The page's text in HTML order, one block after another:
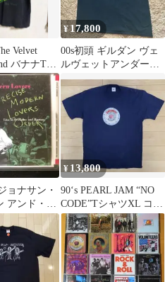
Velvet
バナナTシ
T
¥17,800
00s初頭 ギルダン ヴェ
ルヴェットアンダーグ
ラウンドTシャツ XL
OLD
ョナサン・
アンド・
ラヴァー
¥ 13,800
90‘s PEARL JAM “NO
CODE”TシャツXL コピ
ーライト有